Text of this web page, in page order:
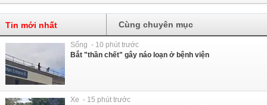
Tin mới nhất Cùng chuyên mục
Sống - 10 phút trước
Bắt "thần chết" gây náo loạn ở bệnh viện
Xe - 15 phút trước